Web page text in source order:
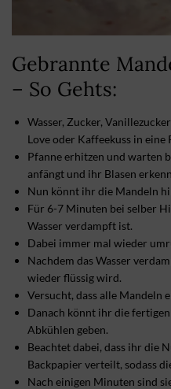
Gebrannte
– So Gehts:
Wasser, Zucker,
Love oder Kaffeekuss in eine
Pfanne erhitzen und warten
anfängt und ihr Blasen
Nun könnt ihr die Mandeln
Für 6-7 Minuten bei selber
Wasser verdampft ist.
Dabei immer mal wieder
Nachdem das Wasser
wieder flüssig wird.
Versucht, dass alle Mandeln
Danach könnt ihr die
Abkühlen geben.
Beachtet dabei, dass ihr die
Backpapier verteilt, sodass
Nach einigen Minuten sind